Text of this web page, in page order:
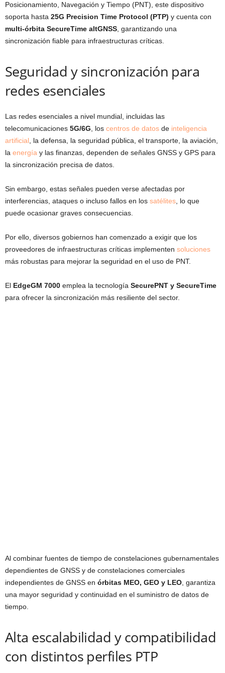
Posicionamiento, Navegación y Tiempo (PNT), este dispositivo
soporta hasta 25G Precision Time Protocol (PTP) y cuenta con
multi-órbita SecureTime altGNSS , garantizando una
sincronización fiable para infraestructuras críticas.
Seguridad y sincronización para
redes esenciales
Las redes esenciales a nivel mundial, incluidas las
telecomunicaciones 5G/6G , los centros de datos de inteligencia
artificial , la defensa, la seguridad pública, el transporte, la aviación,
la energía y las finanzas, dependen de señales GNSS y GPS para
la sincronización precisa de datos.
Sin embargo, estas señales pueden verse afectadas por
interferencias, ataques o incluso fallos en los satélites , lo que
puede ocasionar graves consecuencias.
Por ello, diversos gobiernos han comenzado a exigir que los
proveedores de infraestructuras críticas implementen soluciones
más robustas para mejorar la seguridad en el uso de PNT.
El EdgeGM 7000 emplea la tecnología SecurePNT y SecureTime
para ofrecer la sincronización más resiliente del sector.
Al combinar fuentes de tiempo de constelaciones gubernamentales
dependientes de GNSS y de constelaciones comerciales
independientes de GNSS en órbitas MEO, GEO y LEO , garantiza
una mayor seguridad y continuidad en el suministro de datos de
tiempo.
Alta escalabilidad y compatibilidad
con distintos perfiles PTP